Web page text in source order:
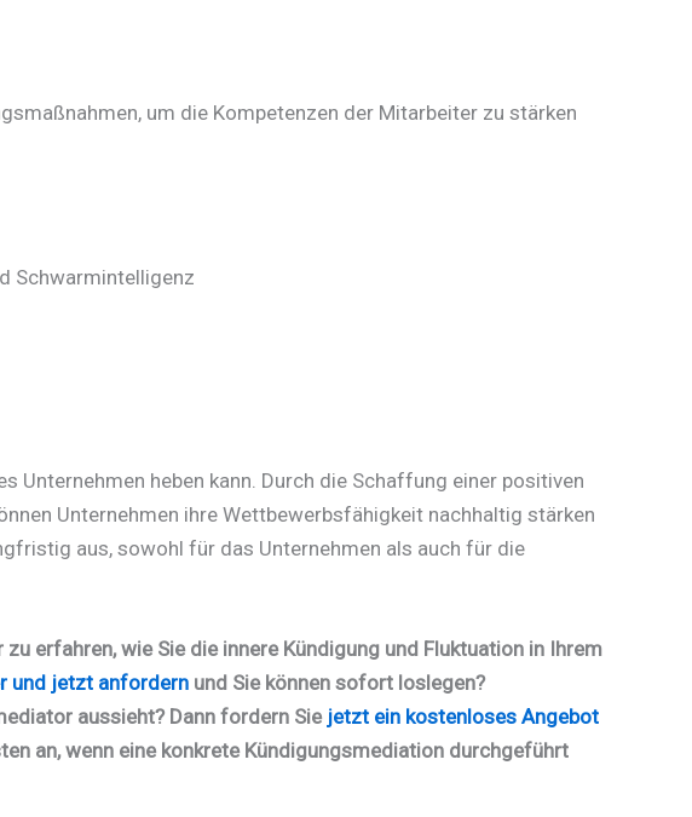
um die Kompetenzen der Mitarbeiter zu stärken
Schwarmintelligenz
heben kann. Durch die Schaffung einer positiven
Unternehmen ihre Wettbewerbsfähigkeit nachhaltig stärken
aus, sowohl für das Unternehmen als auch für die
erfahren, wie Sie die innere Kündigung und Fluktuation in Ihrem
und jetzt anfordern und Sie können sofort loslegen?
aussieht? Dann fordern Sie jetzt ein kostenloses Angebot
an, wenn eine konkrete Kündigungsmediation durchgeführt